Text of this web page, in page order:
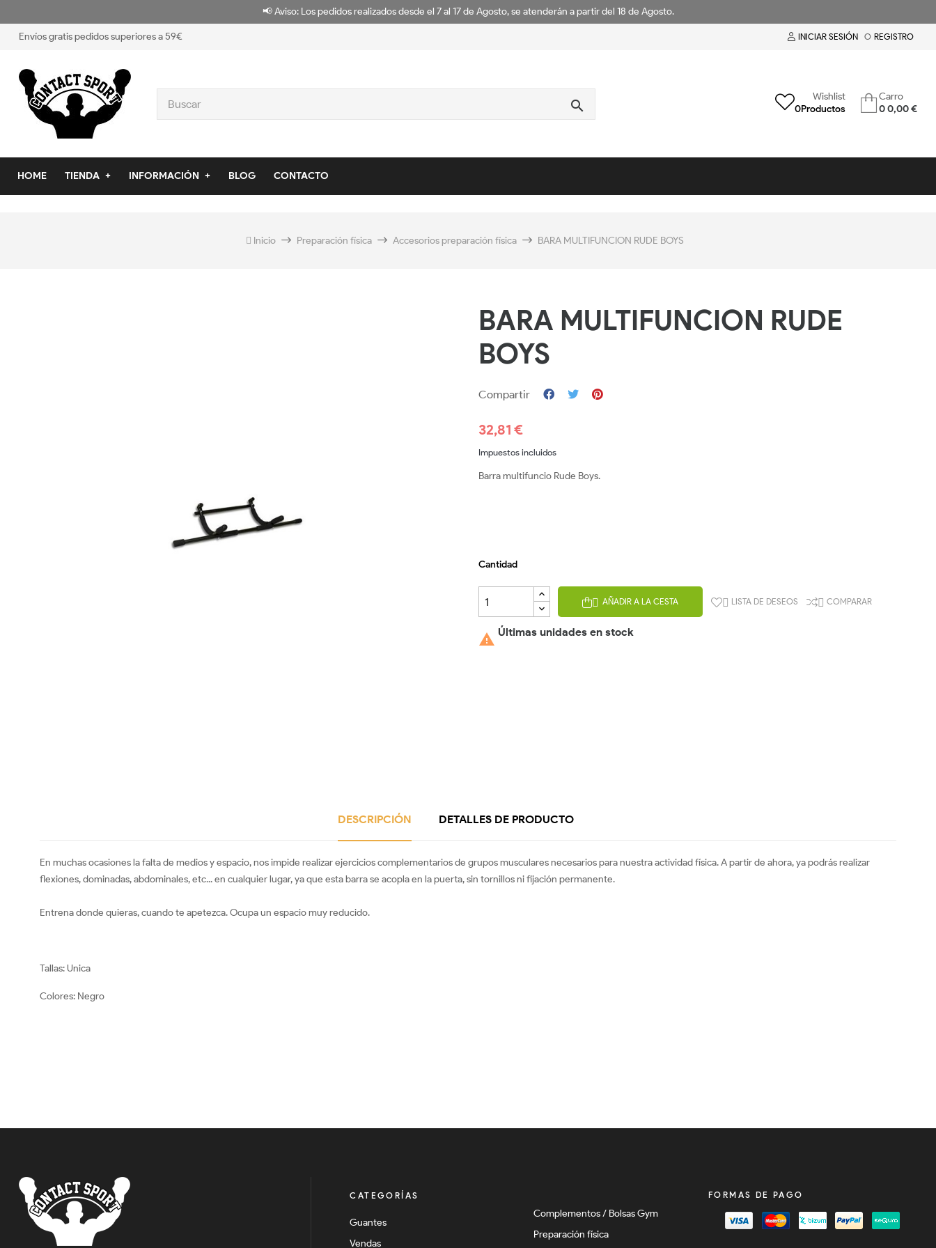
📢 Aviso: Los pedidos realizados desde el 7 al 17 de Agosto, se atenderán a partir del 18 de Agosto.
Envíos gratis pedidos superiores a 59€ INICIAR SESIÓN O REGISTRO
search
Wishlist
0Productos
Carro
00,00 €
HOME TIENDA INFORMACIÓN BLOG CONTACTO
Inicio Preparación física Accesorios preparación física BARA MULTIFUNCION RUDE BOYS
BARA MULTIFUNCION RUDE
BOYS
Compartir
32,81 €
Impuestos incluidos
Barra multifuncio Rude Boys.
Cantidad
 AÑADIR A LA CESTA  LISTA DE DESEOS  COMPARAR
 Últimas unidades en stock
DESCRIPCIÓN DETALLES DE PRODUCTO
En muchas ocasiones la falta de medios y espacio, nos impide realizar ejercicios complementarios de grupos musculares necesarios para nuestra actividad física. A partir de ahora, ya podrás realizar
flexiones, dominadas, abdominales, etc... en cualquier lugar, ya que esta barra se acopla en la puerta, sin tornillos ni fijación permanente.
Entrena donde quieras, cuando te apetezca. Ocupa un espacio muy reducido.
Tallas: Unica
Colores: Negro
CATEGORÍAS
Guantes
Vendas
Complementos / Bolsas Gym
Preparación física
FORMAS DE PAGO